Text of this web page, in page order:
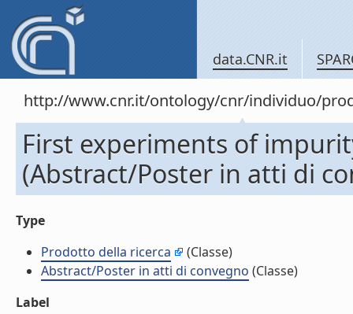
data.CNR.it
http://www.cnr.it/ontology/cnr/individuo/
First experiments of
(Abstract/Poster in atti di
Type
Prodotto della ricerca
(Classe)
Abstract/Poster in atti di convegno (Classe)
Label